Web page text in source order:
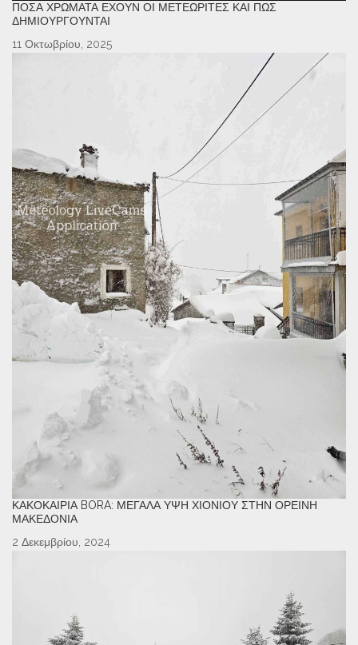
ΠΌΣΑ ΧΡΏΜΑΤΑ ΈΧΟΥΝ ΟΙ ΜΕΤΕΩΡΊΤΕΣ ΚΑΙ ΠΏΣ
ΔΗΜΙΟΥΡΓΟΎΝΤΑΙ
11 Οκτωβρίου, 2025
ΚΑΚΟΚΑΙΡΊΑ BORA: ΜΕΓΆΛΑ ΎΨΗ ΧΙΟΝΙΟΎ ΣΤΗΝ ΟΡΕΙΝΉ
ΜΑΚΕΔΟΝΊΑ
2 Δεκεμβρίου, 2024